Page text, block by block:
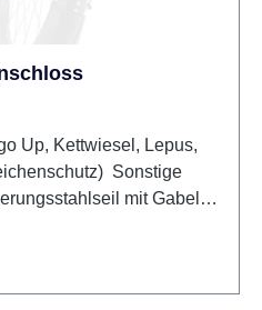
Up, Kettwiesel, Lepus,
Sonstige
mit Gabel-